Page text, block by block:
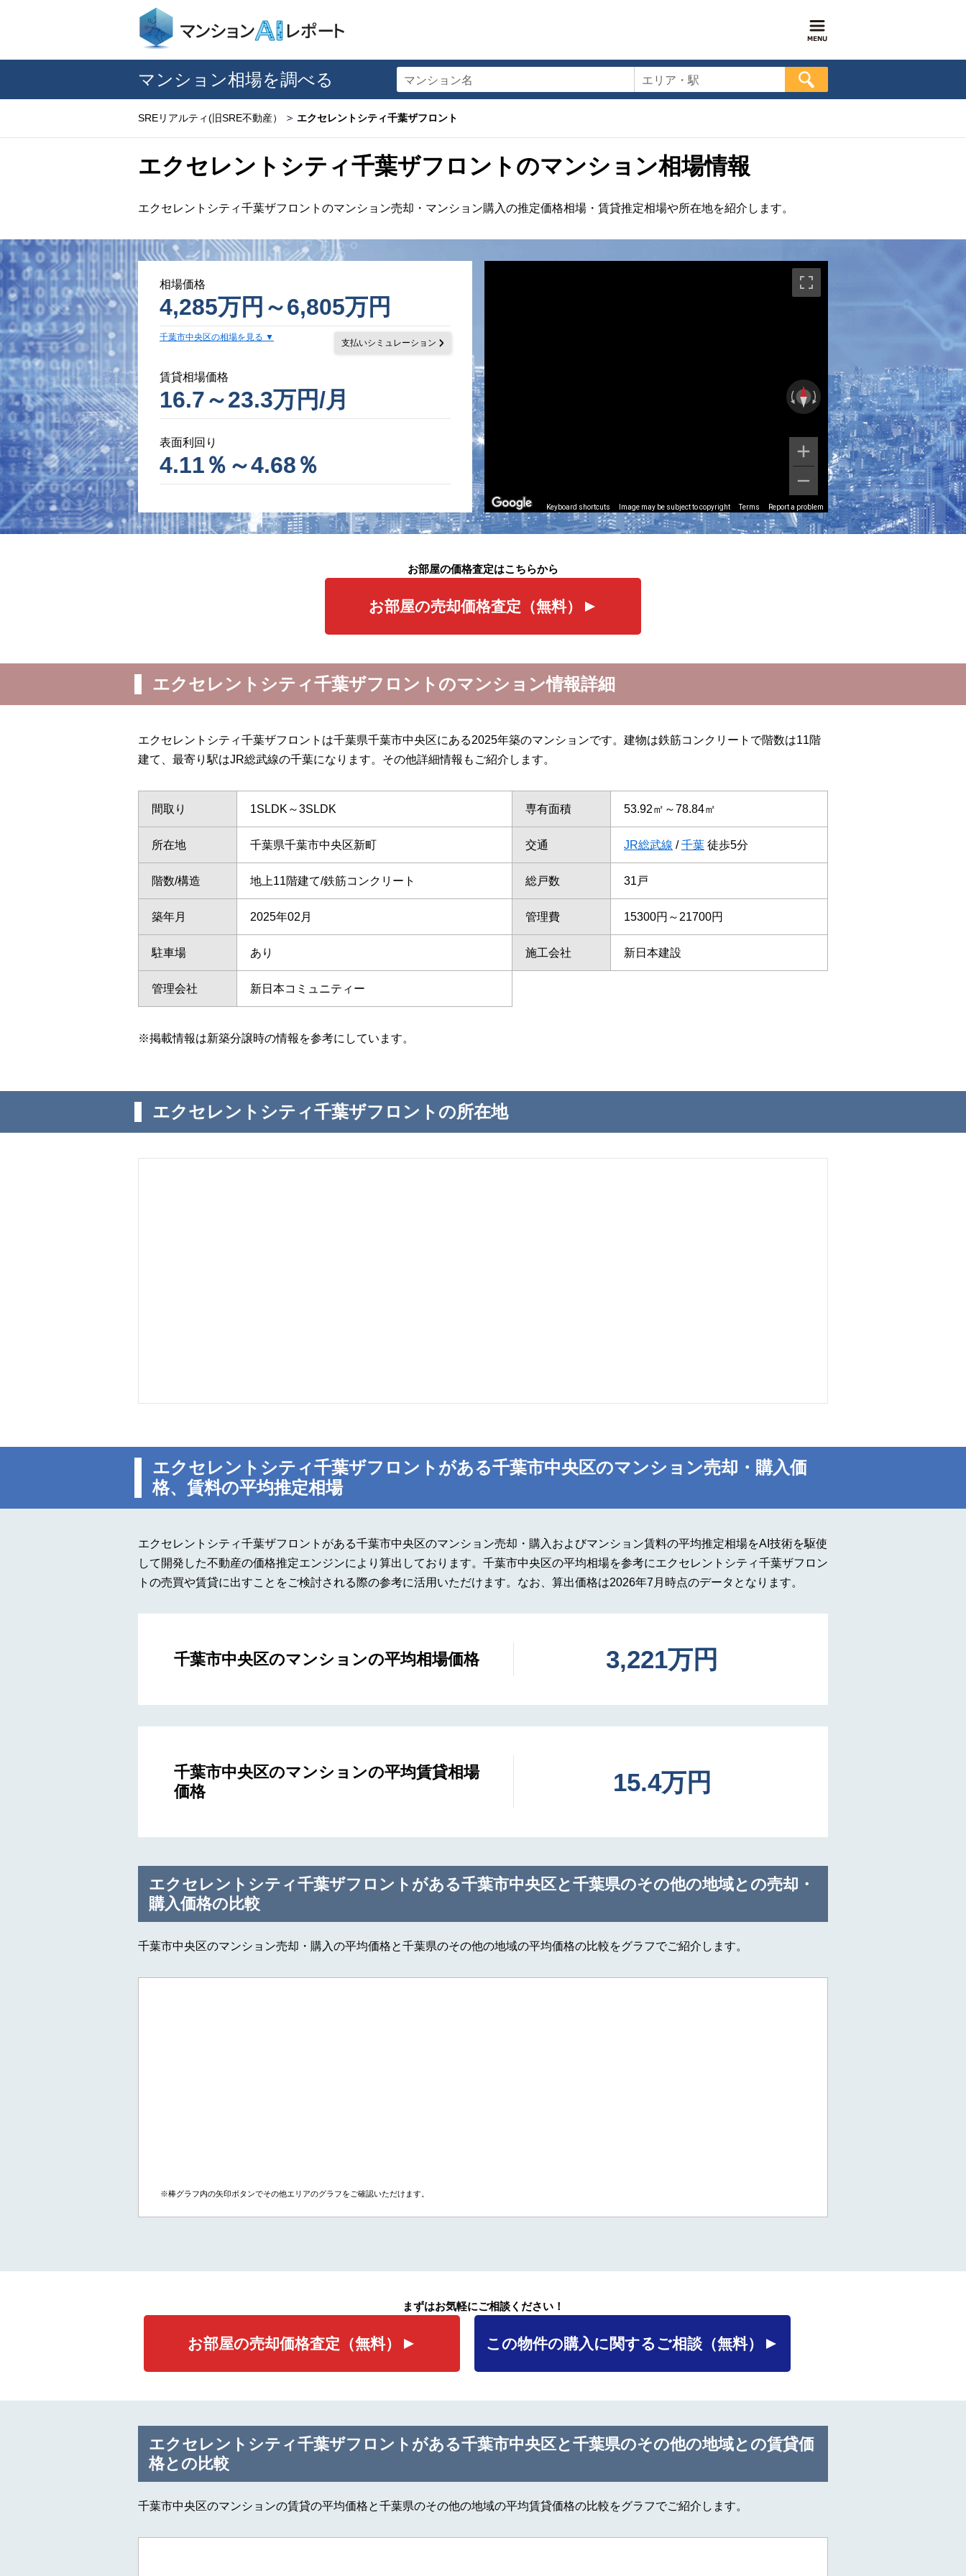
マンション相場を調べる マンション名 エリア・駅
SREリアルティ(旧SRE不動産） エクセレントシティ千葉ザフロント
エクセレントシティ千葉ザフロントのマンション相場情報
エクセレントシティ千葉ザフロントのマンション売却・マンション購入の推定価格相場・賃貸推定相場や所在地を紹介します。
相場価格
4,285万円～6,805万円
千葉市中央区の相場を見る
支払いシミュレーション
賃貸相場価格
16.7～23.3万円/月
表面利回り
4.11％～4.68％
Keyboard shortcuts Image may be subject to copyright Terms Report a problem
お部屋の価格査定はこちらから
お部屋の売却価格査定（無料）
エクセレントシティ千葉ザフロントのマンション情報詳細
エクセレントシティ千葉ザフロントは千葉県千葉市中央区にある2025年築のマンションです。建物は鉄筋コンクリートで階数は11階
建て、最寄り駅はJR総武線の千葉になります。その他詳細情報もご紹介します。
間取り 1SLDK～3SLDK 専有面積 53.92㎡～78.84㎡
所在地 千葉県千葉市中央区新町 交通 JR総武線 /千葉 徒歩5分
階数/構造 地上11階建て/鉄筋コンクリート 総戸数 31戸
築年月 2025年02月 管理費 15300円～21700円
駐車場 あり 施工会社 新日本建設
管理会社 新日本コミュニティー
※掲載情報は新築分譲時の情報を参考にしています。
エクセレントシティ千葉ザフロントの所在地
エクセレントシティ千葉ザフロントがある千葉市中央区のマンション売却・購入価
格、賃料の平均推定相場
エクセレントシティ千葉ザフロントがある千葉市中央区のマンション売却・購入およびマンション賃料の平均推定相場をAI技術を駆使
して開発した不動産の価格推定エンジンにより算出しております。千葉市中央区の平均相場を参考にエクセレントシティ千葉ザフロン
トの売買や賃貸に出すことをご検討される際の参考に活用いただけます。なお、算出価格は2026年7月時点のデータとなります。
千葉市中央区のマンションの平均相場価格 3,221万円
千葉市中央区のマンションの平均賃貸相場
価格
15.4万円
エクセレントシティ千葉ザフロントがある千葉市中央区と千葉県のその他の地域との売却・
購入価格の比較
千葉市中央区のマンション売却・購入の平均価格と千葉県のその他の地域の平均価格の比較をグラフでご紹介します。
※棒グラフ内の矢印ボタンでその他エリアのグラフをご確認いただけます。
まずはお気軽にご相談ください！
お部屋の売却価格査定 （無料） この物件の購入に関するご相談 （無料）
エクセレントシティ千葉ザフロントがある千葉市中央区と千葉県のその他の地域との賃貸価
格との比較
千葉市中央区のマンションの賃貸の平均価格と千葉県のその他の地域の平均賃貸価格の比較をグラフでご紹介します。